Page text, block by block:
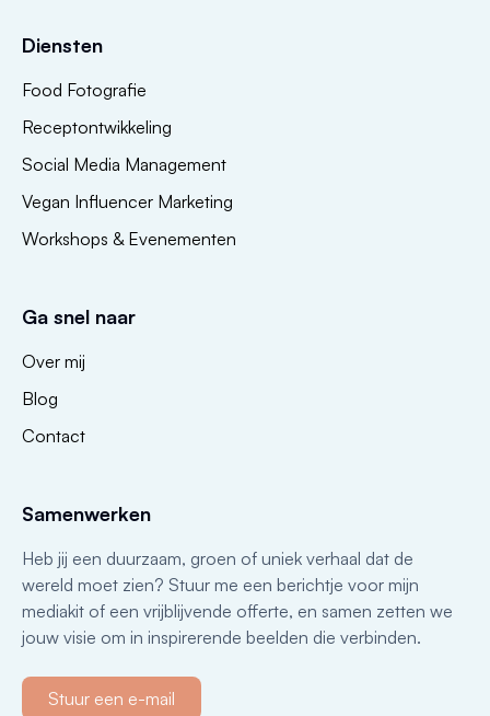
Diensten
Food Fotografie
Receptontwikkeling
Social Media Management
Vegan Influencer Marketing
Workshops & Evenementen
Ga snel naar
Over mij
Blog
Contact
Samenwerken
Heb jij een duurzaam, groen of uniek verhaal dat de
wereld moet zien? Stuur me een berichtje voor mijn
mediakit of een vrijblijvende offerte, en samen zetten we
jouw visie om in inspirerende beelden die verbinden.
Stuur een e-mail